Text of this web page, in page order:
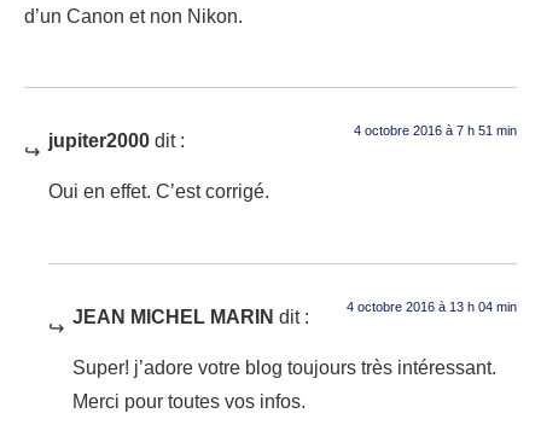
d’un Canon et non Nikon.
jupiter2000 dit : 4 octobre 2016 à 7 h 51 min
Oui en effet. C’est corrigé.
JEAN MICHEL MARIN dit : 4 octobre 2016 à 13 h 04 min
Super! j’adore votre blog toujours très intéressant.
Merci pour toutes vos infos.